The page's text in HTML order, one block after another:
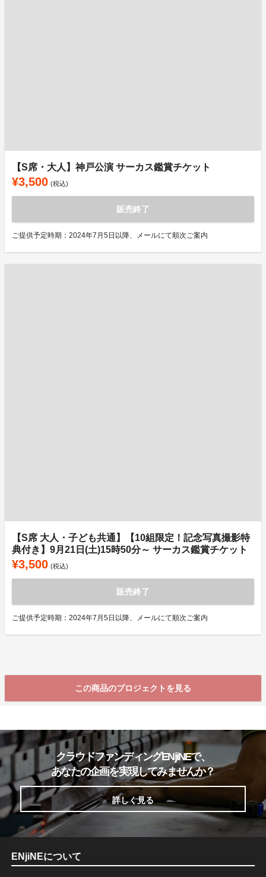
【S席・大人】神戸公演 サーカス鑑賞チケット
¥3,500 (税込)
販売終了
ご提供予定時期：2024年7月5日以降、メールにて順次ご案内
【S席 大人・子ども共通】【10組限定！記念写真撮影特
典付き】9月21日(土)15時50分～ サーカス鑑賞チケット
¥3,500 (税込)
販売終了
ご提供予定時期：2024年7月5日以降、メールにて順次ご案内
この商品のプロジェクトを見る
クラウドファンディングENjiNEで、
あなたの企画を実現してみませんか？
詳しく見る
ENjiNEについて